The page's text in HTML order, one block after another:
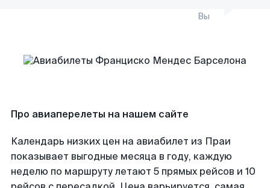
Вы
Про авиаперелеты на нашем сайте
Календарь низких цен на авиабилет из Праи
показывает выгодные месяца в году, каждую
неделю по маршруту летают 5 прямых рейсов и 10